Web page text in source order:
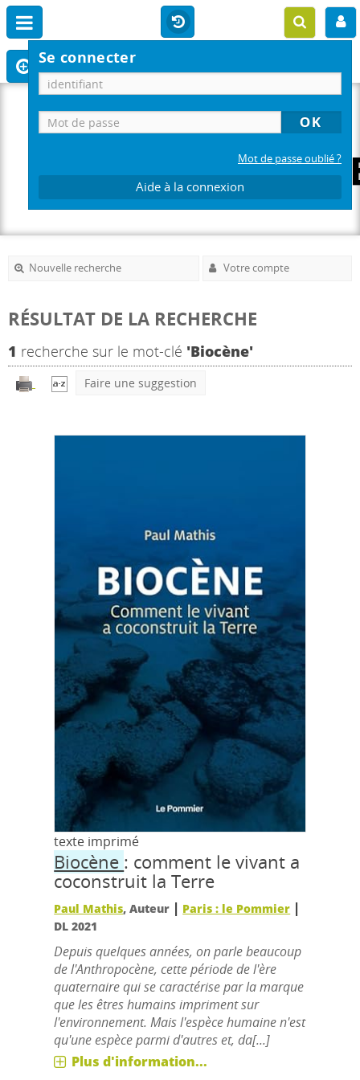
Se connecter
Mot de passe oublié ?
Aide à la connexion
Nouvelle recherche Votre compte
RÉSULTAT DE LA RECHERCHE
1 recherche sur le mot-clé 'Biocène'
Faire une suggestion
texte imprimé
Biocène : comment le vivant a
coconstruit la Terre
Paul Mathis, Auteur | Paris : le Pommier |
DL 2021
Depuis quelques années, on parle beaucoup
de l'Anthropocène, cette période de l'ère
quaternaire qui se caractérise par la marque
que les êtres humains impriment sur
l'environnement. Mais l'espèce humaine n'est
qu'une espèce parmi d'autres et, da[...]
Plus d'information...